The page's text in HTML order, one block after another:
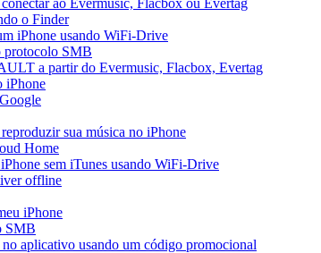
ao Evermusic, Flacbox ou Evertag
o Finder
iPhone usando WiFi-Drive
protocolo SMB
a partir do Evermusic, Flacbox, Evertag
iPhone
sua música no iPhone
Home
sem iTunes usando WiFi-Drive
offline
iPhone
SMB
aplicativo usando um código promocional